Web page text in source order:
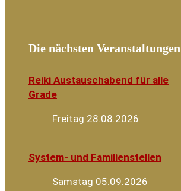
Die nächsten Veranstaltungen
Reiki Austauschabend für alle
Grade
Freitag 28.08.2026
System- und Familienstellen
Samstag 05.09.2026